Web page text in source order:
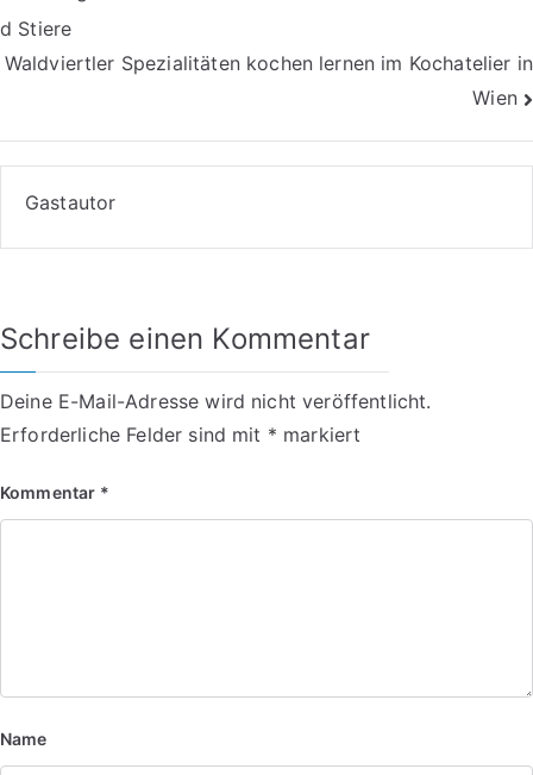
d Stiere
Waldviertler Spezialitäten kochen lernen im Kochatelier in
Wien
Gastautor
Schreibe einen Kommentar
Deine E-Mail-Adresse wird nicht veröffentlicht.
Erforderliche Felder sind mit * markiert
Kommentar *
Name